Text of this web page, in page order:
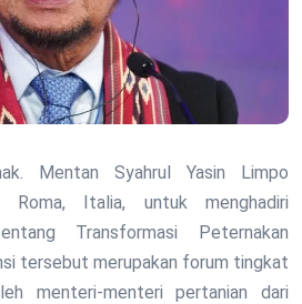
Roma, Italia, untuk menghadiri
Transformasi Peternakan
tersebut merupakan forum tingkat
menteri-menteri pertanian dari